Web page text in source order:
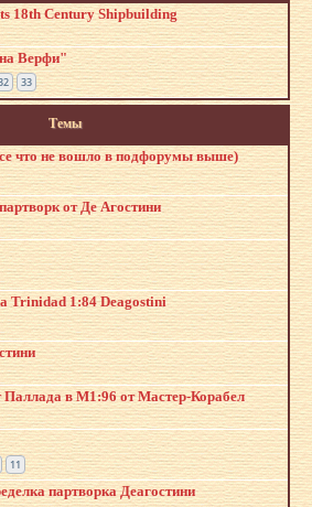
18th Century Shipbuilding
Верфи"
33
Темы
что не вошло в подфорумы выше)
от Де Агостини
Trinidad 1:84 Deagostini
Паллада в М1:96 от Мастер-Корабел
11
партворка Деагостини